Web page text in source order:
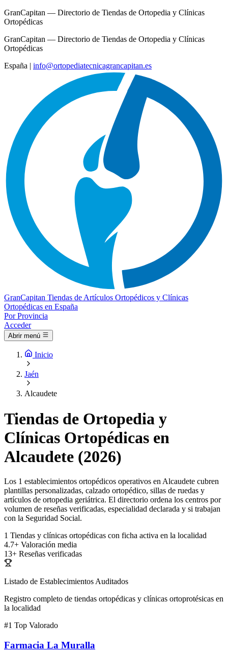
GranCapitan — Directorio de Tiendas de Ortopedia y Clínicas
Ortopédicas
GranCapitan — Directorio de Tiendas de Ortopedia y Clínicas
Ortopédicas
España | info@ortopediatecnicagrancapitan.es
GranCapitan Tiendas de Artículos Ortopédicos y Clínicas
Ortopédicas en España
Por Provincia
Acceder
Abrir menú
Inicio
Jaén
Alcaudete
Tiendas de Ortopedia y
Clínicas Ortopédicas en
Alcaudete (2026)
Los 1 establecimientos ortopédicos operativos en Alcaudete cubren
plantillas personalizadas, calzado ortopédico, sillas de ruedas y
artículos de ortopedia geriátrica. El directorio ordena los centros por
volumen de reseñas verificadas, especialidad declarada y si trabajan
con la Seguridad Social.
1 Tiendas y clínicas ortopédicas con ficha activa en la localidad
4.7+ Valoración media
13+ Reseñas verificadas
Listado de Establecimientos Auditados
Registro completo de tiendas ortopédicas y clínicas ortoprotésicas en
la localidad
#1 Top Valorado
Farmacia La Muralla